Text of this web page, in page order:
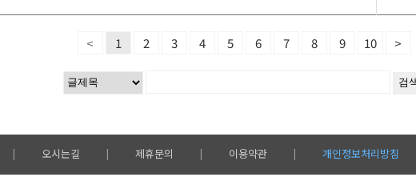
< 1 2 3 4 5 6 7 8 9 10 >
| 오시는길 | 제휴문의 | 이용약관 | 개인정보처리방침